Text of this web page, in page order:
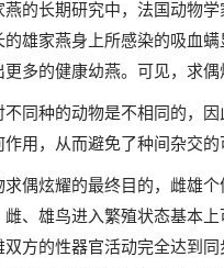
燕的长期研究中，法国动物
的雄家燕身上所感染的吸血
多的健康幼燕。可见，求
不同种的动物是不相同的，
用，从而避免了种间杂交的
求偶炫耀的最终目的，雌雄
雌、雄鸟进入繁殖状态基本
双方的性器官活动完全达到